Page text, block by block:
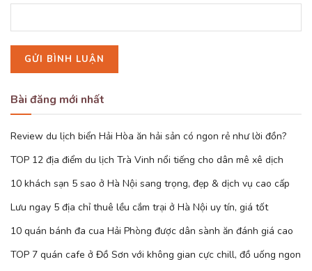
Bài đăng mới nhất
Review du lịch biển Hải Hòa ăn hải sản có ngon rẻ như lời đồn?
TOP 12 địa điểm du lịch Trà Vinh nổi tiếng cho dân mê xê dịch
10 khách sạn 5 sao ở Hà Nội sang trọng, đẹp & dịch vụ cao cấp
Lưu ngay 5 địa chỉ thuê lều cắm trại ở Hà Nội uy tín, giá tốt
10 quán bánh đa cua Hải Phòng được dân sành ăn đánh giá cao
TOP 7 quán cafe ở Đồ Sơn với không gian cực chill, đồ uống ngon